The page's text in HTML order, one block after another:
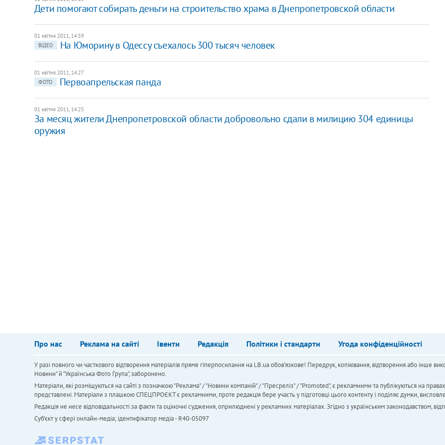
Дети помогают собирать деньги на строительство храма в Днепропетровской области
01 квітня 2011, 14:59
ВІДЕО
На Юморину в Одессу съехалось 300 тысяч человек
01 квітня 2011, 14:27
ФОТО
Первоапрельская панда
01 квітня 2011, 14:25
За месяц жители Днепропетровской области добровольно сдали в милицию 304 единицы
оружия
Про нас Реклама на сайті Івенти Редакція Політики і стандарти Угода конфіденційності
У разі повного чи часткового відтворення матеріалів пряме гіперпосилання на LB.ua обов'язкове! Передрук, копіювання, відтворення або інше
Новини" й "Українська Фото Група", заборонено.
Матеріали, які розміщуються на сайті з позначкою "Реклама" / "Новини компаній" / "Пресреліз" / "Promoted", є рекламними та публікуються на
представлені. Матеріали з плашкою СПЕЦПРОЄКТ є рекламними, проте редакція бере участь у підготовці цього контенту і поділяє думки,
Редакція не несе відповідальності за факти та оціночні судження, оприлюднені у рекламних матеріалах. Згідно з українським законодавством,
Cуб'єкт у сфері онлайн-медіа; ідентифікатор медіа - R40-05097